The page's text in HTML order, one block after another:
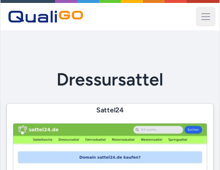
Dressursattel
Sattel24